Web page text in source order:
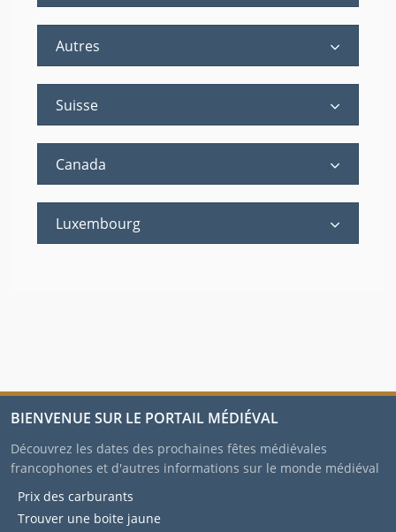
Autres
Suisse
Canada
Luxembourg
BIENVENUE SUR LE PORTAIL MÉDIÉVAL
Découvrez les dates des prochaines fêtes médiévales
francophones et d'autres informations sur le monde médiéval
Prix des carburants
Trouver une boite jaune